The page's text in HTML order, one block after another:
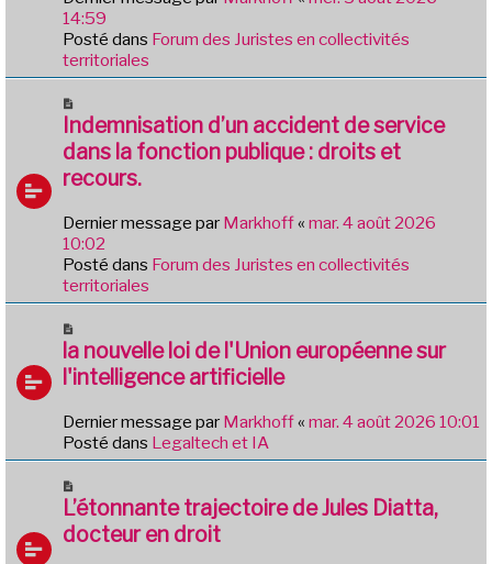
e
a
u
m
e
a
g
e
14:59
Posté dans Forum des Juristes en collectivités
territoriales
o
u
v
e
u
m
e
s
s
g
e
Indemnisation d’un accident de service
dans la fonction publique : droits et
recours.
Dernier message par Markhoff« mar. 4 août 2026
10:02
Posté dans Forum des Juristes en collectivités
territoriales
o
u
v
a
u
s
s
la nouvelle loi de l'Union européenne sur
l'intelligence artificielle
Dernier message par Markhoff« mar. 4 août 2026 10:01
Posté dans Legaltech et IA
o
u
v
L’étonnante trajectoire de Jules Diatta,
docteur en droit